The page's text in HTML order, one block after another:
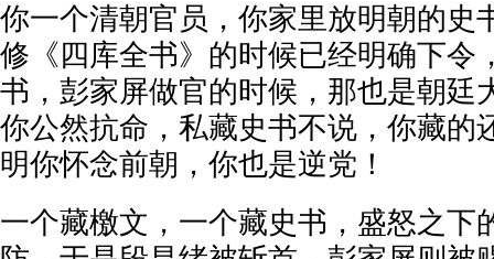
你一个清朝官员，你家里放明朝的史
修《四库全书》的时候已经明确下令
书，彭家屏做官的时候，那也是朝廷
你公然抗命，私藏史书不说，你藏的
明你怀念前朝，你也是逆党！
一个藏檄文，一个藏史书，盛怒之下